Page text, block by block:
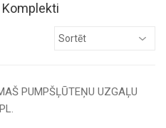
PUMPŠĻŪTEŅU UZGAĻU